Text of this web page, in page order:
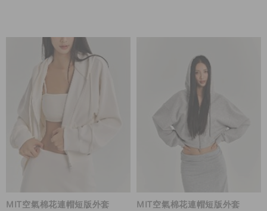
MIT空氣棉花連帽短版外套
MIT空氣棉花連帽短版外套